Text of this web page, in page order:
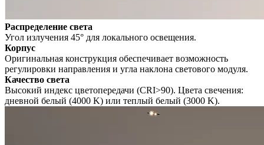
Распределение света
Угол излучения 45° для локального освещения.
Корпус
Оригинальная конструкция обеспечивает возможность
регулировки направления и угла наклона светового модуля.
Качество света
Высокий индекс цветопередачи (CRI>90). Цвета свечения:
дневной белый (4000 K) или теплый белый (3000 K).